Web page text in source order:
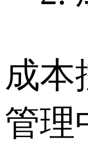
成本
管理